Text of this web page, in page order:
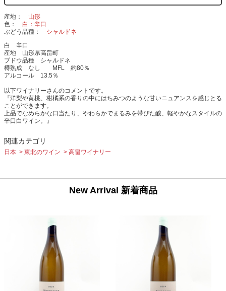
産地
山形
色
白：辛口
ぶどう品種
シャルドネ
白 辛口
産地 山形県高畠町
ブドウ品種 シャルドネ
樽熟成 なし MFL 約80％
アルコール 13.5％
以下ワイナリーさんのコメントです。
『洋梨や黄桃、柑橘系の香りの中にはちみつのような甘いニュアンスを感じとる
ことができます。
上品でなめらかな口当たり、やわらかでまるみを帯びた酸、軽やかなスタイルの
辛口白ワイン。』
関連カテゴリ
日本 東北のワイン 高畠ワイナリー
New Arrival 新着商品